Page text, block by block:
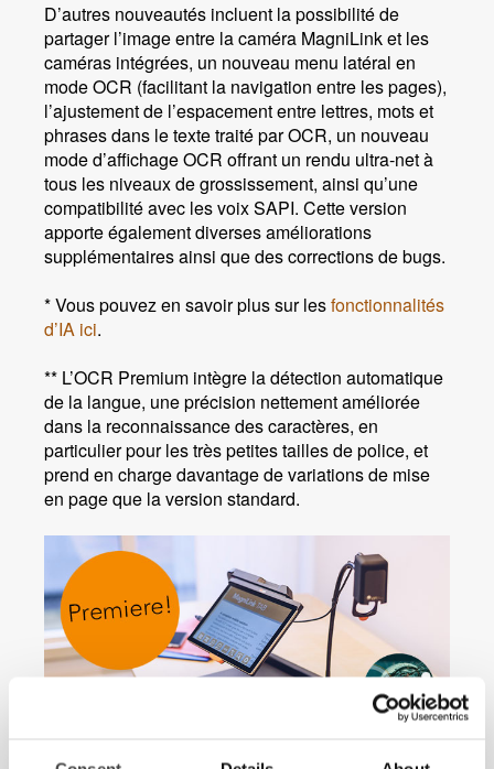
D’autres nouveautés incluent la possibilité de
partager l’image entre la caméra MagniLink et les
caméras intégrées, un nouveau menu latéral en
mode OCR (facilitant la navigation entre les pages),
l’ajustement de l’espacement entre lettres, mots et
phrases dans le texte traité par OCR, un nouveau
mode d’affichage OCR offrant un rendu ultra‑net à
tous les niveaux de grossissement, ainsi qu’une
compatibilité avec les voix SAPI. Cette version
apporte également diverses améliorations
supplémentaires ainsi que des corrections de bugs.
* Vous pouvez en savoir plus sur lesfonctionnalités
d’IA ici.
** L’OCR Premium intègre la détection automatique
de la langue, une précision nettement améliorée
dans la reconnaissance des caractères, en
particulier pour les très petites tailles de police, et
prend en charge davantage de variations de mise
en page que la version standard.